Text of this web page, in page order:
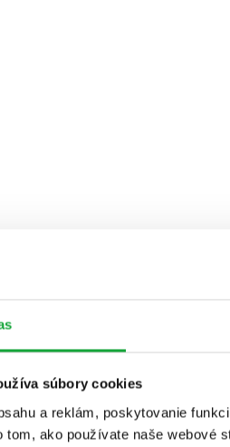
súbory cookies
a reklám, poskytovanie
tom, ako používate naše webové